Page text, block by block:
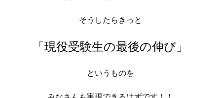
そうしたらきっと
「現役受験生の最後の伸び」
というものを